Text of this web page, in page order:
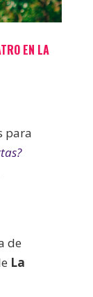
EN LA
para
de
La